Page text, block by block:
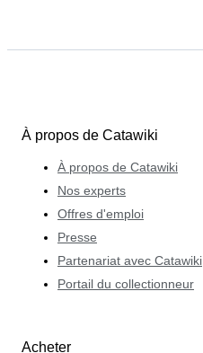
À propos de Catawiki
À propos de Catawiki
Nos experts
Offres d'emploi
Presse
Partenariat avec Catawiki
Portail du collectionneur
Acheter